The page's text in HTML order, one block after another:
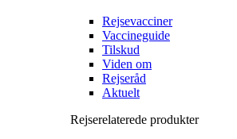
Rejsevacciner
Vaccineguide
Tilskud
Viden om
Rejseråd
Aktuelt
Rejserelaterede produkter